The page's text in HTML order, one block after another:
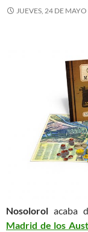
JUEVES, 24 DE
Nosolorol acaba
Madrid de los